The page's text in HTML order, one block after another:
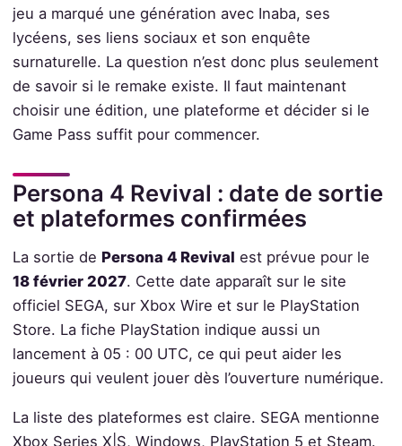
jeu a marqué une génération avec Inaba, ses
lycéens, ses liens sociaux et son enquête
surnaturelle. La question n’est donc plus seulement
de savoir si le remake existe. Il faut maintenant
choisir une édition, une plateforme et décider si le
Game Pass suffit pour commencer.
Persona 4 Revival : date de sortie
et plateformes confirmées
La sortie de Persona 4 Revival est prévue pour le
18 février 2027. Cette date apparaît sur le site
officiel SEGA, sur Xbox Wire et sur le PlayStation
Store. La fiche PlayStation indique aussi un
lancement à 05 : 00 UTC, ce qui peut aider les
joueurs qui veulent jouer dès l’ouverture numérique.
La liste des plateformes est claire. SEGA mentionne
Xbox Series X|S, Windows, PlayStation 5 et Steam.